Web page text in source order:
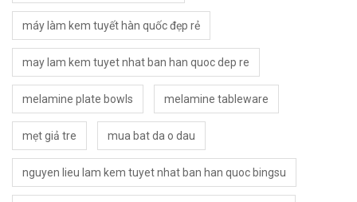
máy làm kem tuyết hàn quốc đẹp rẻ
may lam kem tuyet nhat ban han quoc dep re
melamine plate bowls melamine tableware
mẹt giả tre mua bat da o dau
nguyen lieu lam kem tuyet nhat ban han quoc bingsu